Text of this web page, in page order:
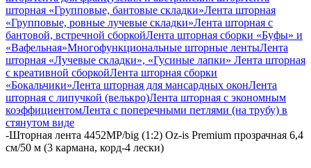
шторная «Групповые, бантовые складки»Лента шторная
«Групповые, ровные лучевые складки»Лента шторная с
бантовой, встречной сборкойЛента шторная сборки «Буфы» и
«Вафельная»Многофункциональные шторные лентыЛента
шторная «Лучевые складки», «Гусиные лапки» Лента шторная
с креативной сборкойЛента шторная сборки
«Бокальчики»Лента шторная для мансардных оконЛента
шторная с липучкой (велькро)Лента шторная с экономным
коэффициентомЛента с поперечными петлями (на трубу) в
стянутом виде
-Шторная лента 4452MP/big (1:2) Oz-is Premium прозрачная 6,4
см/50 м (3 кармана, корд-4 лески)